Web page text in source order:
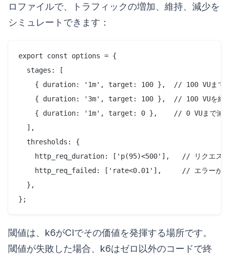
ロファイルで、トラフィックの増加、維持、減少を
シミュレートできます：
export const options = {
  stages: [
{ duration: '1m', target: 100 },  // 100 VUまで
{ duration: '3m', target: 100 },  // 100 VUを維
{ duration: '1m', target: 0 },    // 0 VUまで減
  ],
  thresholds: {
http_req_duration: ['p(95)<500'],   // リクエス
http_req_failed: ['rate<0.01'],     // エラーが
  },
閾値は、k6がCIでその価値を発揮する場所です。
閾値が失敗した場合、k6はゼロ以外のコードで終